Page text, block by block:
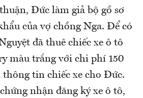
Đức làm giả bộ gồ sơ
của vợ chồng Nga. Để có
đã thuê chiếc xe ô tô
màu trắng với chi phí 150
tin chiếc xe cho Đức.
nhận đăng ký xe ô tô,